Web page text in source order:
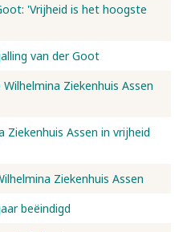
'Vrijheid is het hoogste
van der Goot
Ziekenhuis Assen
Ziekenhuis Assen in vrijheid
Ziekenhuis Assen
beëindigd